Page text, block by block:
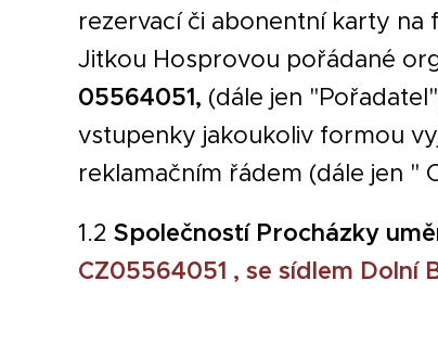
rezervací či abonentní karty na
Jitkou Hosprovou pořádané
05564051, (dále jen
vstupenky jakoukoliv formou
reklamačním řádem (dále jen "
1.2 Společností Procházky
CZ05564051 , se sídlem Dolní